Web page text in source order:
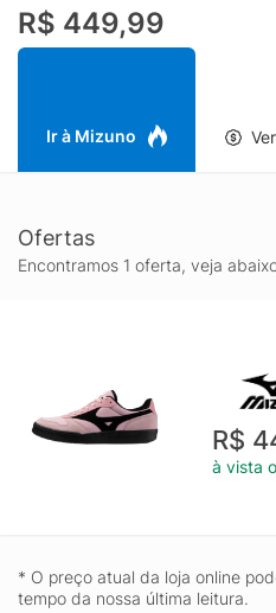
R$ 449,99
Ir à Mizuno
Ofertas
Encontramos 1 oferta, veja
R$
à vista
* O preço atual da loja online
tempo da nossa última leitura.